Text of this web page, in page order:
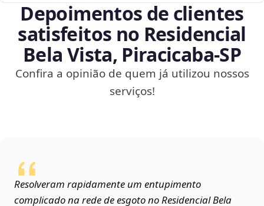
Depoimentos de clientes
satisfeitos no Residencial
Bela Vista, Piracicaba‑SP
Confira a opinião de quem já utilizou nossos
serviços!
Resolveram rapidamente um entupimento
complicado na rede de esgoto no Residencial Bela